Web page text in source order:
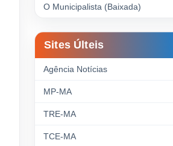
O Municipalista (Baixada)
Sites Últeis
Agência Notícias
MP-MA
TRE-MA
TCE-MA